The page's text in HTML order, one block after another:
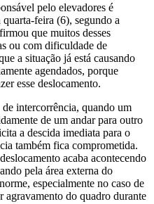
pelo elevadores é
feira (6), segundo a
que muitos desses
ou com dificuldade de
a situação já está causando
agendados, porque
esse deslocamento.
intercorrência, quando um
de um andar para outro
a descida imediata para o
também fica comprometida.
acaba acontecendo
pela área externa do
especialmente no caso de
agravamento do quadro durante